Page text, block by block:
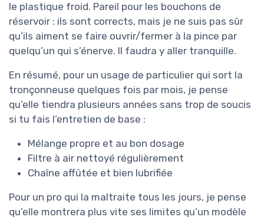
le plastique froid. Pareil pour les bouchons de
réservoir : ils sont corrects, mais je ne suis pas sûr
qu’ils aiment se faire ouvrir/fermer à la pince par
quelqu’un qui s’énerve. Il faudra y aller tranquille.
En résumé, pour un usage de particulier qui sort la
tronçonneuse quelques fois par mois, je pense
qu’elle tiendra plusieurs années sans trop de soucis
si tu fais l’entretien de base :
Mélange propre et au bon dosage
Filtre à air nettoyé régulièrement
Chaîne affûtée et bien lubrifiée
Pour un pro qui la maltraite tous les jours, je pense
qu’elle montrera plus vite ses limites qu’un modèle